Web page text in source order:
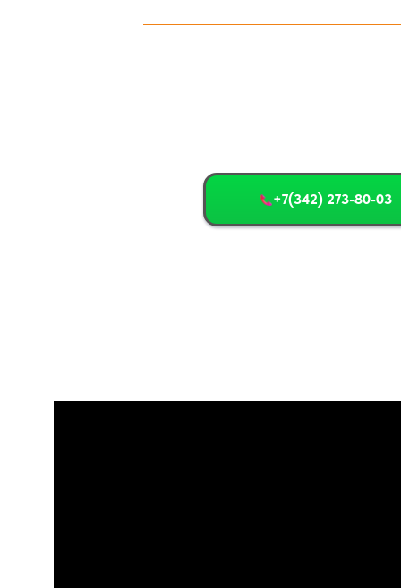
+7(342) 273-80-03